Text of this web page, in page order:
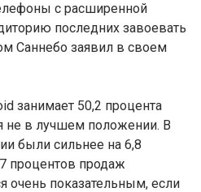
с расширенной
последних завоевать
Саннебо заявил в своем
занимает 50,2 процента
не в лучшем положении. В
были сильнее на 6,8
процентов продаж
очень показательным, если